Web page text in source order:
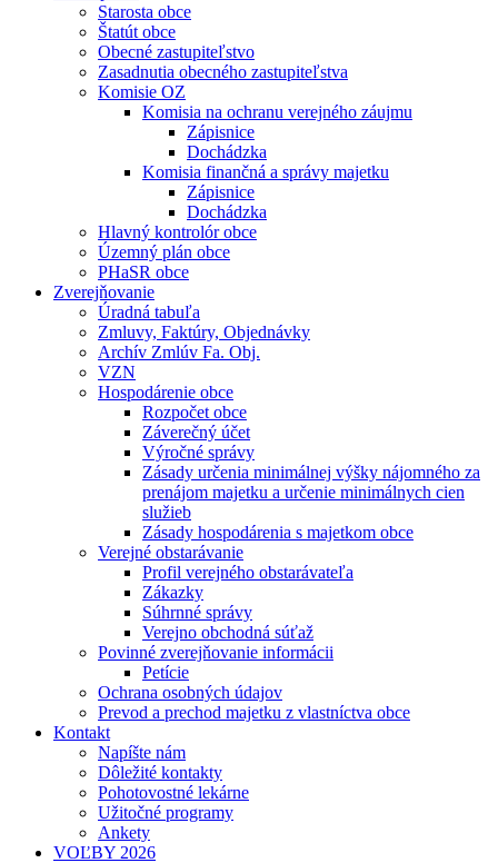
Starosta obce
Štatút obce
Obecné zastupiteľstvo
Zasadnutia obecného zastupiteľstva
Komisie OZ
Komisia na ochranu verejného záujmu
Zápisnice
Dochádzka
Komisia finančná a správy majetku
Zápisnice
Dochádzka
Hlavný kontrolór obce
Územný plán obce
PHaSR obce
Zverejňovanie
Úradná tabuľa
Zmluvy, Faktúry, Objednávky
Archív Zmlúv Fa. Obj.
VZN
Hospodárenie obce
Rozpočet obce
Záverečný účet
Výročné správy
Zásady určenia minimálnej výšky nájomného za
prenájom majetku a určenie minimálnych cien
služieb
Zásady hospodárenia s majetkom obce
Verejné obstarávanie
Profil verejného obstarávateľa
Zákazky
Súhrnné správy
Verejno obchodná súťaž
Povinné zverejňovanie informácii
Petície
Ochrana osobných údajov
Prevod a prechod majetku z vlastníctva obce
Kontakt
Napíšte nám
Dôležité kontakty
Pohotovostné lekárne
Užitočné programy
Ankety
VOĽBY 2026